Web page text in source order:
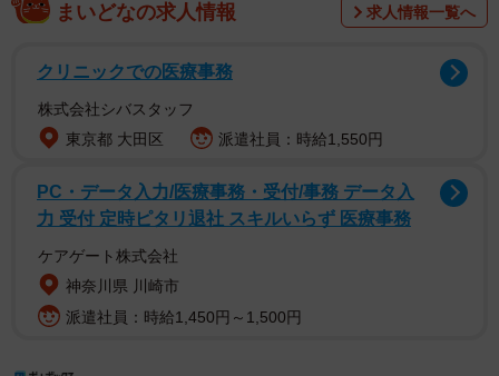
まいどなの求人情報 求人情報一覧へ
クリニックでの医療事務
株式会社シバスタッフ
東京都 大田区
派遣社員：時給1,550円
PC・データ入力/医療事務・受付/事務 データ入
力 受付 定時ピタリ退社 スキルいらず 医療事務
ケアゲート株式会社
神奈川県 川崎市
派遣社員：時給1,450円～1,500円